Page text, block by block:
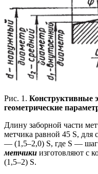
Рис. 1. Конструктивные
геометрические
Длину заборной части
метчика равной 45 S, для
— (1,5–2,0) S, где S — шаг
метчики изготовляют с
(1,5–2) S.